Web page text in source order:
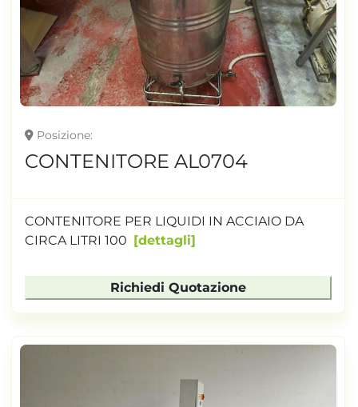
Posizione
CONTENITORE AL0704
CONTENITORE PER LIQUIDI IN ACCIAIO DA
CIRCA LITRI 100
dettagli
Richiedi Quotazione